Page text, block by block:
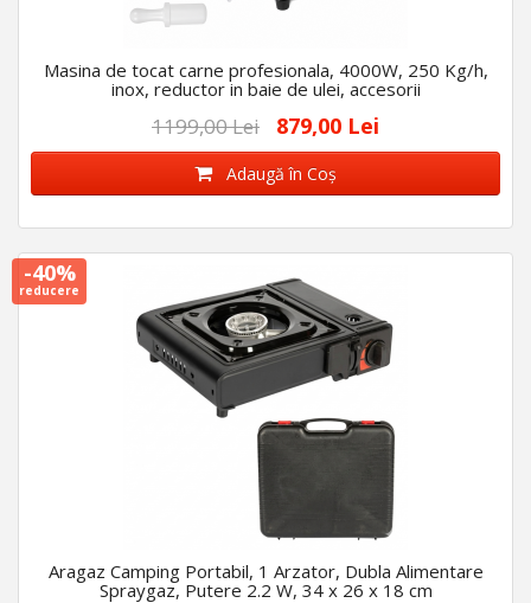
Masina de tocat carne profesionala, 4000W, 250 Kg/h,
inox, reductor in baie de ulei, accesorii
1199,00 Lei 879,00 Lei
Adaugă în Coş
-40%
reducere
Aragaz Camping Portabil, 1 Arzator, Dubla Alimentare
Spraygaz, Putere 2.2 W, 34 x 26 x 18 cm